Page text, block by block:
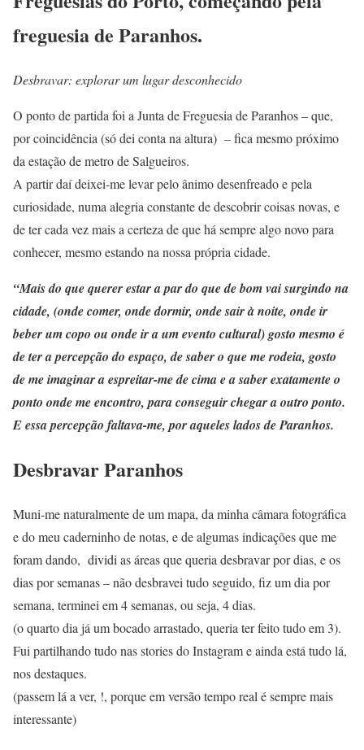
freguesia de Paranhos.
Desbravar: explorar um lugar desconhecido
O ponto de partida foi a Junta de Freguesia de Paranhos – que,
por coincidência (só dei conta na altura) – fica mesmo próximo
da estação de metro de Salgueiros.
A partir daí deixei-me levar pelo ânimo desenfreado e pela
curiosidade, numa alegria constante de descobrir coisas novas, e
de ter cada vez mais a certeza de que há sempre algo novo para
conhecer, mesmo estando na nossa própria cidade.
“Mais do que querer estar a par do que de bom vai surgindo na
cidade, (onde comer, onde dormir, onde sair à noite, onde ir
beber um copo ou onde ir a um evento cultural) gosto mesmo é
de ter a percepção do espaço, de saber o que me rodeia, gosto
de me imaginar a espreitar-me de cima e a saber exatamente o
ponto onde me encontro, para conseguir chegar a outro ponto.
E essa percepção faltava-me, por aqueles lados de Paranhos.
Desbravar Paranhos
Muni-me naturalmente de um mapa, da minha câmara fotográfica
e do meu caderninho de notas, e de algumas indicações que me
foram dando, dividi as áreas que queria desbravar por dias, e os
dias por semanas – não desbravei tudo seguido, fiz um dia por
semana, terminei em 4 semanas, ou seja, 4 dias.
(o quarto dia já um bocado arrastado, queria ter feito tudo em 3).
Fui partilhando tudo nas stories do Instagram e ainda está tudo lá,
nos destaques.
(passem lá a ver, !, porque em versão tempo real é sempre mais
interessante)